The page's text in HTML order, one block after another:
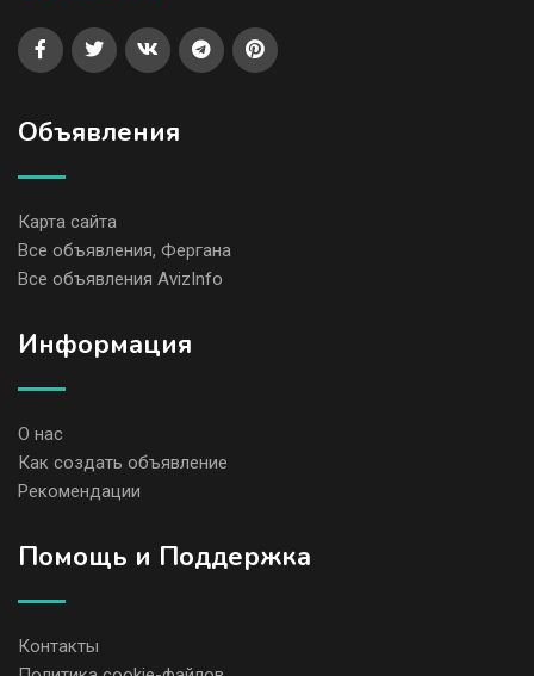
Объявления
Карта сайта
Все объявления, Фергана
Все объявления AvizInfo
Информация
О нас
Как создать объявление
Рекомендации
Помощь и Поддержка
Контакты